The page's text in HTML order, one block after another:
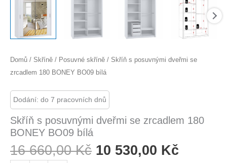
Domů / Skříně / Posuvné skříně / Skříň s posuvnými dveřmi se
zrcadlem 180 BONEY BO09 bílá
Dodání: do 7 pracovních dnů
Skříň s posuvnými dveřmi se zrcadlem 180
BONEY BO09 bílá
16 660,00Kč Původní
10 530,00 Kč